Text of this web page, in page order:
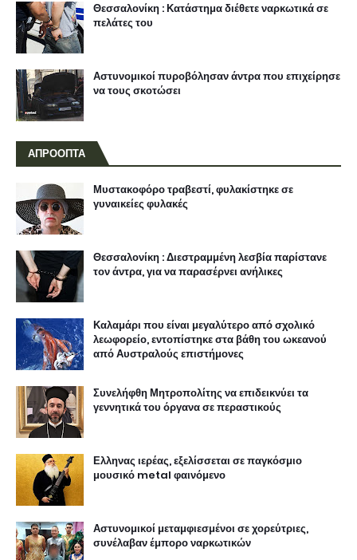
Θεσσαλονίκη : Κατάστημα διέθετε ναρκωτικά σε
πελάτες του
Αστυνομικοί πυροβόλησαν άντρα που επιχείρησε
να τους σκοτώσει
ΑΠΡΟΟΠΤΑ
Μυστακοφόρο τραβεστί, φυλακίστηκε σε
γυναικείες φυλακές
Θεσσαλονίκη : Διεστραμμένη λεσβία παρίστανε
τον άντρα, για να παρασέρνει ανήλικες
Καλαμάρι που είναι μεγαλύτερο από σχολικό
λεωφορείο, εντοπίστηκε στα βάθη του ωκεανού
από Αυστραλούς επιστήμονες
Συνελήφθη Μητροπολίτης να επιδεικνύει τα
γεννητικά του όργανα σε περαστικούς
Ελληνας ιερέας, εξελίσσεται σε παγκόσμιο
μουσικό metal φαινόμενο
Αστυνομικοί μεταμφιεσμένοι σε χορεύτριες,
συνέλαβαν έμπορο ναρκωτικών